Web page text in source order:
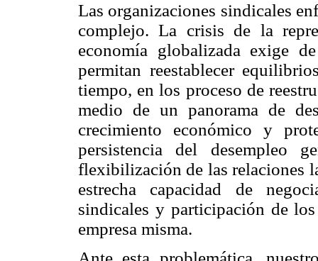
Las organizaciones sindicales
complejo. La crisis de la
economía globalizada exige
permitan reestablecer
tiempo, en los proceso de
medio de un panorama de
crecimiento económico y
persistencia del desempleo
flexibilización de las relaciones
estrecha capacidad de
sindicales y participación de
empresa misma.